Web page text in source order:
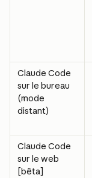
Claude Code
sur le bureau
(mode
distant)
Claude Code
sur le web
[bêta]